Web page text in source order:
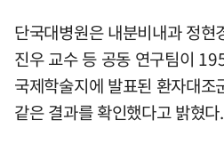
단국대병원은 내분비내과 정
진우 교수 등 공동 연구팀이
국제학술지에 발표된 환자대조
같은 결과를 확인했다고 밝혔다.